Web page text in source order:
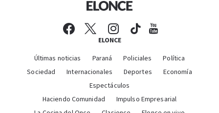
ELONCE
Últimas noticias Paraná Policiales
Política
Sociedad
Internacionales Deportes
Economía
Espectáculos
Haciendo Comunidad
Impulso Empresarial